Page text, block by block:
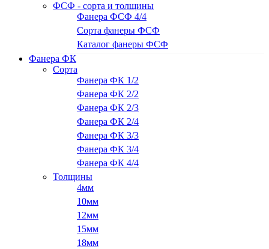
ФСФ - сорта и толщины
Фанера ФСФ 4/4
Сорта фанеры ФСФ
Каталог фанеры ФСФ
Фанера ФК
Сорта
Фанера ФК 1/2
Фанера ФК 2/2
Фанера ФК 2/3
Фанера ФК 2/4
Фанера ФК 3/3
Фанера ФК 3/4
Фанера ФК 4/4
Толщины
4мм
10мм
12мм
15мм
18мм